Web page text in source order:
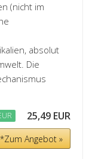
(nicht im
absolut
Die
25,49 EUR
*Zum Angebot »